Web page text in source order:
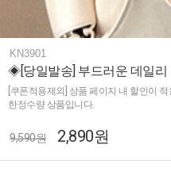
KN3901
◈[당일발송] 부드러운 데일리
[쿠폰적용제외] 상품 페이지 내 할인이
한정수량 상품입니다.
9,590원 2,890원